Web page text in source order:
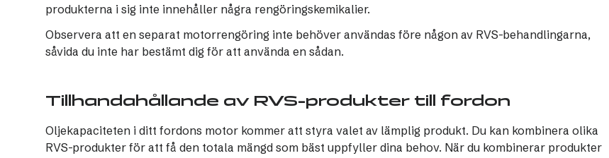
produkterna i sig inte innehåller några rengöringskemikalier.
Observera att en separat motorrengöring inte behöver användas före någon av RVS-behandlingarna,
såvida du inte har bestämt dig för att använda en sådan.
Tillhandahållande av RVS-produkter till fordon
Oljekapaciteten i ditt fordons motor kommer att styra valet av lämplig produkt. Du kan kombinera olika
RVS-produkter för att få den totala mängd som bäst uppfyller dina behov. När du kombinerar produkter